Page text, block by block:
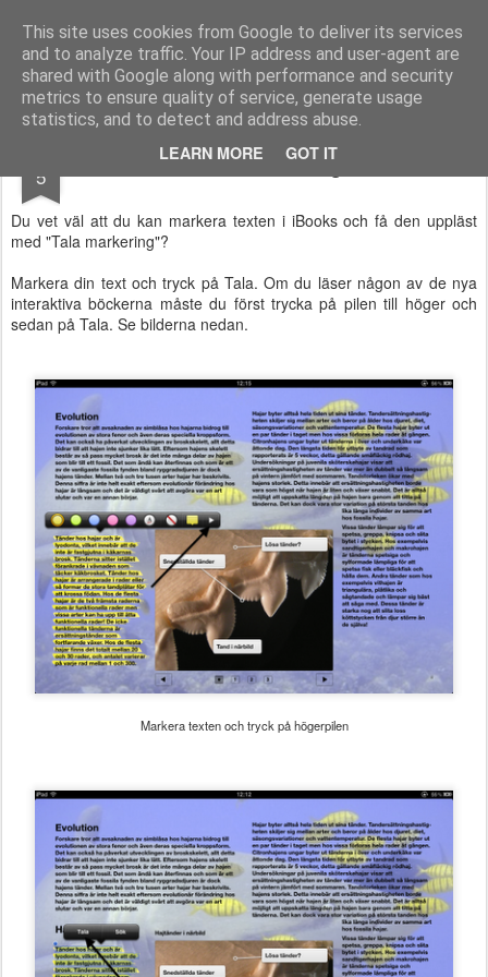
This site uses cookies from Google to deliver its services
and to analyze traffic. Your IP address and user-agent are
shared with Google along with performance and security
metrics to ensure quality of service, generate usage
statistics, and to detect and address abuse.
LEARN MORE GOT IT
Logopeden i skolan En blogg om språk-, läs- och skrivsvårigheter och assisterande teknik
Pages
5 Använd Tala markering i iBooks
Du vet väl att du kan markera texten i iBooks och få den uppläst
med "Tala markering"?
Markera din text och tryck på Tala. Om du läser någon av de nya
interaktiva böckerna måste du först trycka på pilen till höger och
sedan på Tala. Se bilderna nedan.
Markera texten och tryck på högerpilen